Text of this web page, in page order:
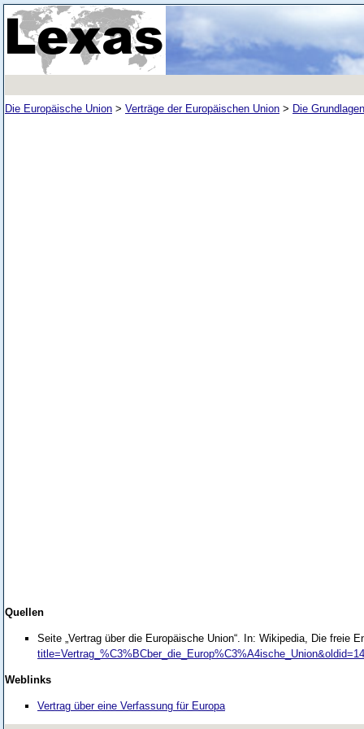
Die Europäische Union > Verträge der Europäischen Union > Die
Quellen
Seite „Vertrag über die Europäische Union“. In: Wikipedia, Die
Weblinks
Vertrag über eine Verfassung für Europa